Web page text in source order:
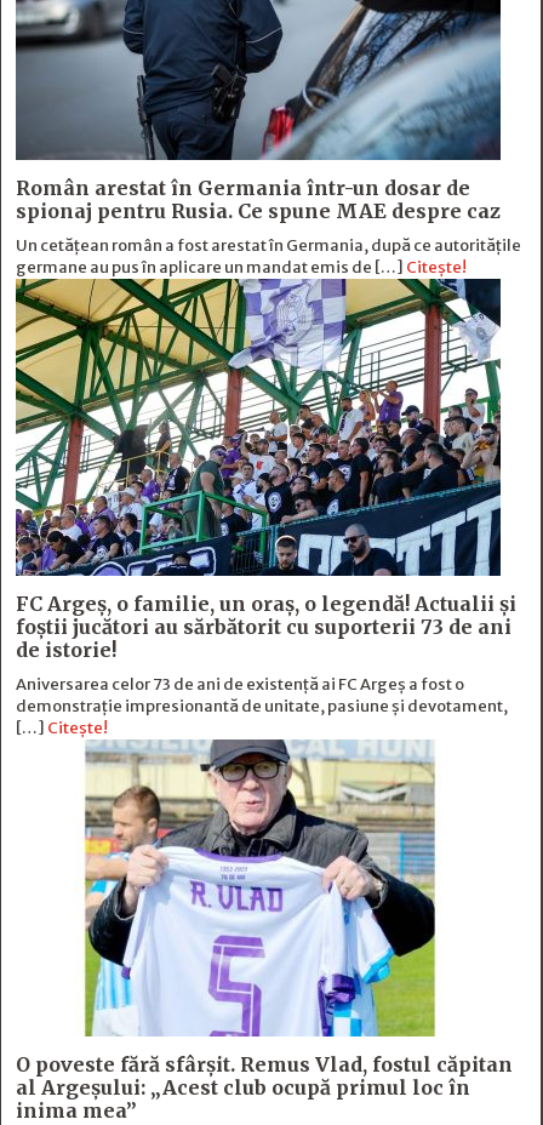
Român arestat în Germania într-un dosar de
spionaj pentru Rusia. Ce spune MAE despre caz
Un cetățean român a fost arestat în Germania, după ce autoritățile
germane au pus în aplicare un mandat emis de […] Citește!
FC Argeş, o familie, un oraș, o legendă! Actualii şi
foştii jucători au sărbătorit cu suporterii 73 de ani
de istorie!
Aniversarea celor 73 de ani de existență ai FC Argeș a fost o
demonstrație impresionantă de unitate, pasiune și devotament,
[…] Citește!
O poveste fără sfârşit. Remus Vlad, fostul căpitan
al Argeşului: „Acest club ocupă primul loc în
inima mea”